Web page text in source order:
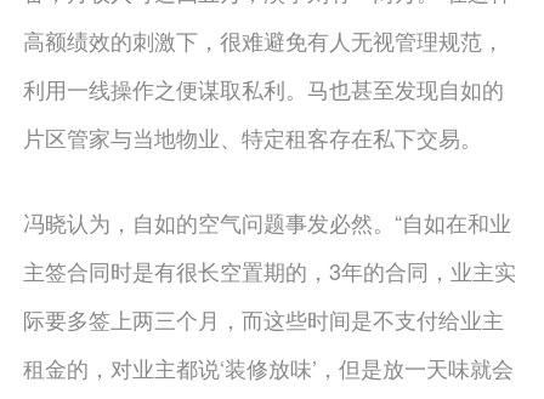
高额绩效的刺激下，很难避免有人无视管理规范，
利用一线操作之便谋取私利。马也甚至发现自如的
片区管家与当地物业、特定租客存在私下交易。
冯晓认为，自如的空气问题事发必然。“自如在和业
主签合同时是有很长空置期的，3年的合同，业主实
际要多签上两三个月，而这些时间是不支付给业主
租金的，对业主都说‘装修放味’，但是放一天味就会